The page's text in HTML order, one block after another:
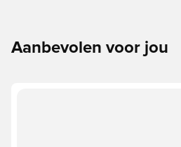
Aanbevolen voor jou